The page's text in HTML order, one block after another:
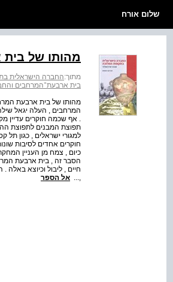
שלום אורח
מהותו של בית
מתוך:החברה הישראלית
בית ארבעת־המרחבים
מהותו של בית ארבעת
המרחבים , העלה יגאל
תפוצת המבנים לתפוצת
למגורי ישראלים , כגון
חוקרים אחדים לסיבות
כיום , צמח מן העניין
הסבר זה , בית ארבעת
חיים , ליבול וכיוצא
אל הספר